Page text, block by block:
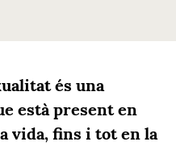
és una
està present en
vida, fins i tot en la